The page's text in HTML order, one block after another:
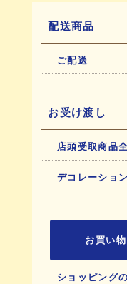
配送商品
ご配送
お受け渡し
店頭受取商品
デコレーショ
お買い
ショッピング